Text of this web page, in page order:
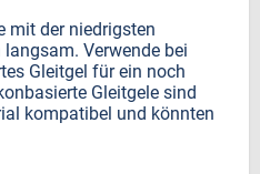
mit der niedrigsten
Verwende bei
Gleitgel für ein noch
Gleitgele sind
kompatibel und könnten